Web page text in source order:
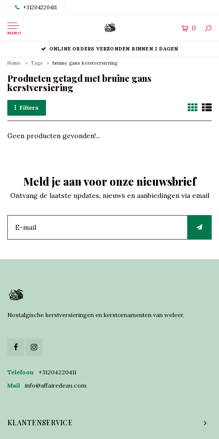
+31204220411
MENU
0
ONLINE ORDERS VERZONDEN BINNEN 2 DAGEN
Home Tags bruine gans kerstversiering
Producten getagd met bruine gans
kerstversiering
Filters
Geen producten gevonden!...
Meld je aan voor onze nieuwsbrief
Ontvang de laatste updates, nieuws en aanbiedingen via email
Nostalgische kerstversieringen en kerstornamenten van weleer.
Telefoon
+31204220411
Mail
info@affairedeau.com
KLANTENSERVICE